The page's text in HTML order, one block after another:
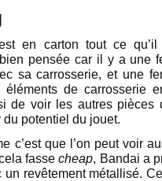
en carton tout ce
pensée car il y a une
sa carrosserie, et une
éléments de carrosserie
de voir les autres
potentiel du jouet.
c’est que l’on peut voir
fassecheap, Bandai a
un revêtement métallisé.